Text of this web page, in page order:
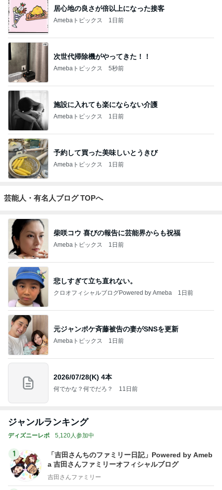
居心地の良さが倍以上になった接客
Amebaトピックス 1日前
次世代掃除機がやってきた！！
Amebaトピックス 5秒前
施設に入れても楽にならない介護
Amebaトピックス 1日前
予約して買った美味しいとうきび
Amebaトピックス 1日前
芸能人・有名人ブログ TOPへ
柴咲コウ 喜びの報告に芸能界からも祝福
Amebaトピックス 1日前
悲しすぎて立ち直れない。
クロオフィシャルブログPowered by Ameba 1日前
元ジャンポケ斉藤被告の妻がSNSを更新
Amebaトピックス 1日前
2026/07/28(K) 4本
何でかな？何でだろ？ 11日前
ジャンルランキング
ディズニーレポ 5,120人参加中
1
「吉田さんちのファミリー日記」Powered by Ameb
a 吉田さんファミリーオフィシャルブログ
吉田さんファミリー